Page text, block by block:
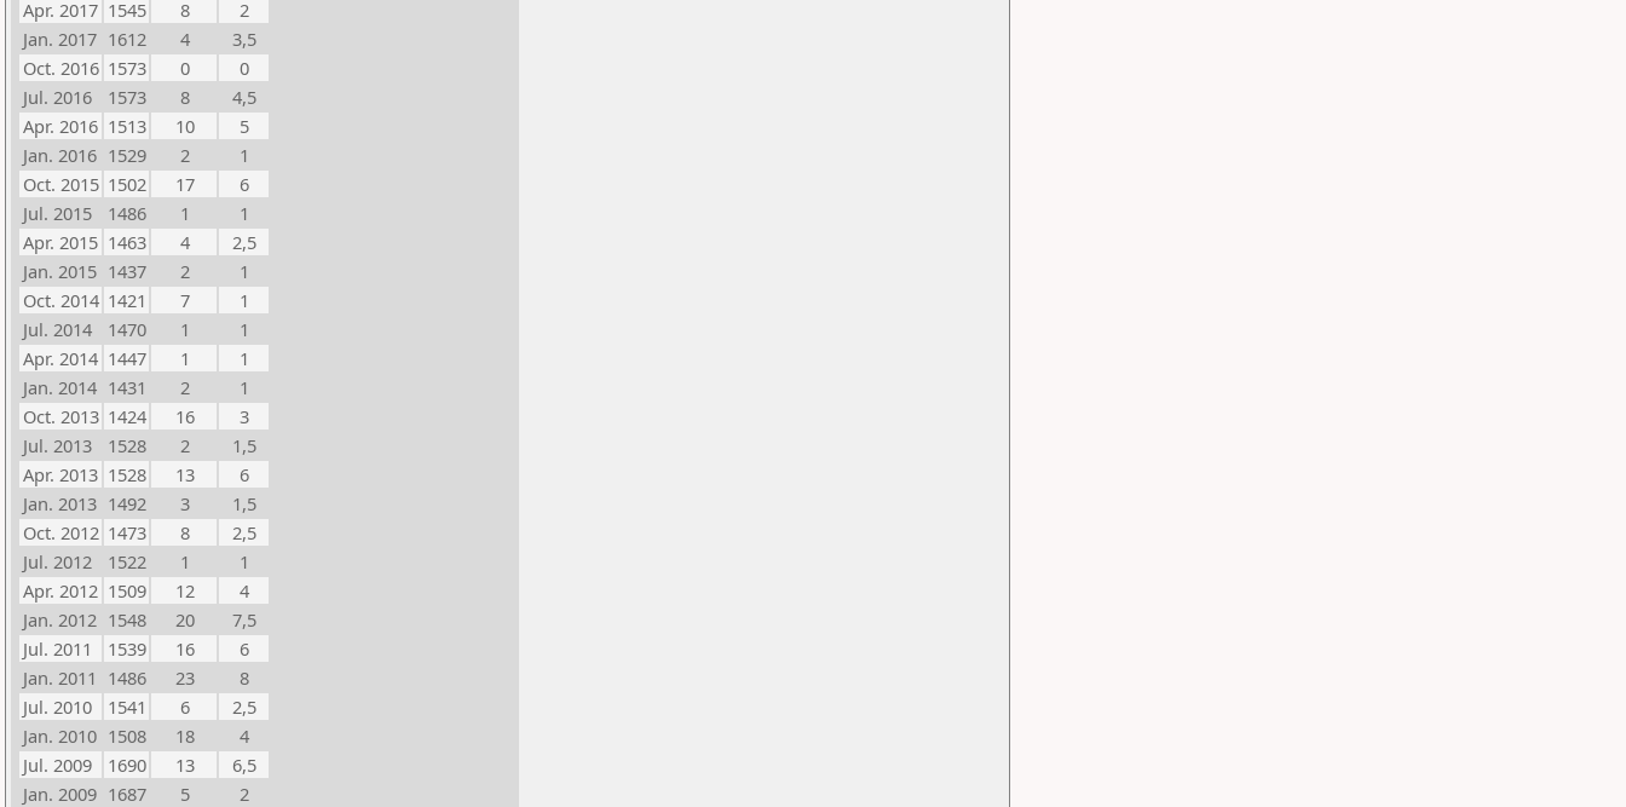
Apr. 2017 1545 8
2
Jan. 2017 1612 4
3,5
Oct. 2016 1573 0
0
Jul. 2016
1573 8
4,5
Apr. 2016 1513 10
5
Jan. 2016 1529 2
1
Oct. 2015 1502 17
6
Jul. 2015
1486 1
1
Apr. 2015 1463 4
2,5
Jan. 2015 1437 2
1
Oct. 2014 1421 7
1
Jul. 2014
1470 1
1
Apr. 2014 1447 1
1
Jan. 2014 1431 2
1
Oct. 2013 1424 16
3
Jul. 2013
1528 2
1,5
Apr. 2013 1528 13
6
Jan. 2013 1492 3
1,5
Oct. 2012 1473 8
2,5
Jul. 2012
1522 1
1
Apr. 2012 1509 12
4
Jan. 2012 1548 20
7,5
Jul. 2011
1539 16
6
Jan. 2011 1486 23
8
Jul. 2010
1541 6
2,5
Jan. 2010 1508 18
4
Jul. 2009
1690 13
6,5
Jan. 2009 1687 5
2